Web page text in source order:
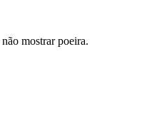
mostrar poeira.